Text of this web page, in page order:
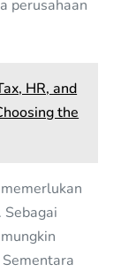
perusahaan
HR, and
the